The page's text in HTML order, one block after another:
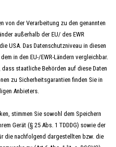
und mehr als 800
werden kann. Dahinter
der Spieltechnik, das dies
gemeinsam nach den
sucht. Im Bereich Five-a-
nehmen wir in
Vieler für die
Unsere
von der Verarbeitung zu den genannten
außerhalb der EU/ des EWR
USA. Das Datenschutzniveau in diesen
in den EU-/EWR-Ländern vergleichbar.
staatliche Behörden auf diese Daten
zu Sicherheitsgarantien finden Sie in
Anbieters.
stimmen Sie sowohl dem Speichern
Gerät (§ 25 Abs. 1 TDDDG) sowie der
die nachfolgend dargestellten bzw. die